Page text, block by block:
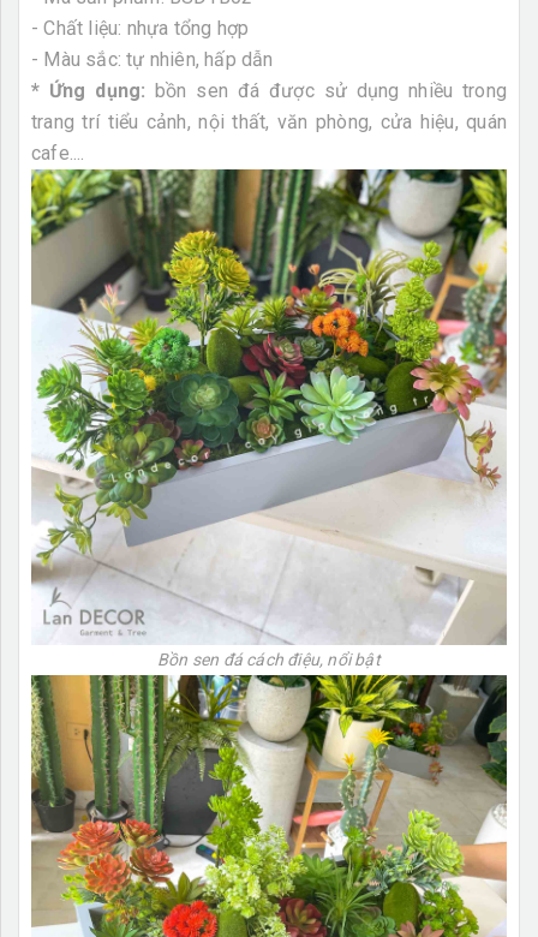
- Chất liệu: nhựa tổng hợp
- Màu sắc: tự nhiên, hấp dẫn
* Ứng dụng: bồn sen đá được sử dụng nhiều trong
trang trí tiểu cảnh, nội thất, văn phòng, cửa hiệu, quán
cafe....
Bồn sen đá cách điệu, nổi bật